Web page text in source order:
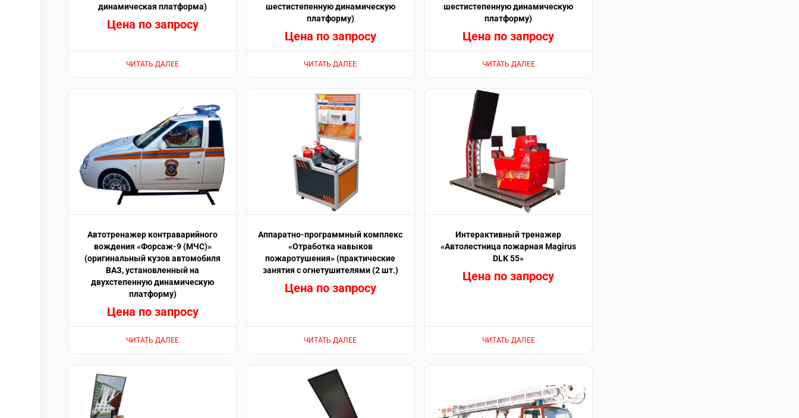
динамическая платформа)
Цена по запросу
ЧИТАТЬ ДАЛЕЕ
шестистепенную динамическую
платформу)
Цена по запросу
ЧИТАТЬ ДАЛЕЕ
шестистепенную динамическую
платформу)
Цена по запросу
ЧИТАТЬ ДАЛЕЕ
Автотренажер контраварийного
вождения «Форсаж-9 (МЧС)»
(оригинальный кузов автомобиля
ВАЗ, установленный на
двухстепенную динамическую
платформу)
Цена по запросу
ЧИТАТЬ ДАЛЕЕ
Аппаратно-программный комплекс
«Отработка навыков
пожаротушения» (практические
занятия с огнетушителями (2 шт.)
Цена по запросу
ЧИТАТЬ ДАЛЕЕ
Интерактивный тренажер
«Автолестница пожарная Magirus
DLK 55»
Цена по запросу
ЧИТАТЬ ДАЛЕЕ